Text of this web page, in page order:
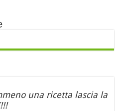
una ricetta lascia la